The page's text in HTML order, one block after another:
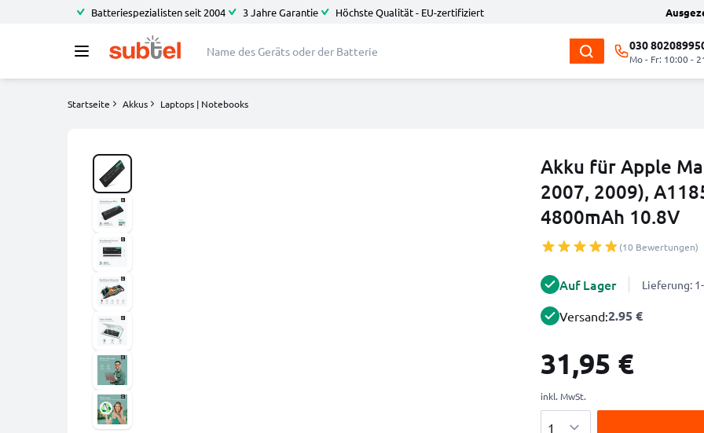
Batteriespezialisten seit 2004 3 Jahre Garantie Höchste Qualität - EU-zertifiziert
030
Mo - Fr: 10:00 -
Startseite Akkus Laptops | Notebooks
Akku für Apple
2007, 2009),
4800mAh 10.8V
(10 Bewertungen)
Auf Lager Lieferung:
Versand:2.95 €
31,95 €
inkl. MwSt.